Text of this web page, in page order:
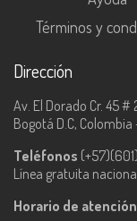
Términos y
Dirección
Av. El Dorado Cr. 45 #
Bogotá D.C, Colombia
Teléfonos
Línea gratuita
Horario de